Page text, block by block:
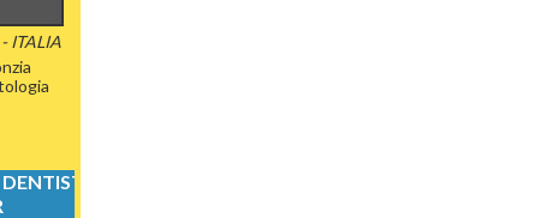
ITALIA